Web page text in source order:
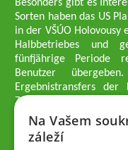
Besonders gibt es
Sorten haben das US
in der VŠÚO Holovousy
Halbbetriebes und
fünfjährige Periode
Benutzer
Ergebnistransfers
Züchtungsmethodik
professionelle
Geschäftsführer der
Dipl.-Ing. Tomáš Zmeškal
Na Vašem
záleží